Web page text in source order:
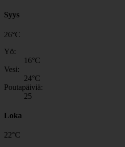
Syys
26°C
Yö:
16°C
Vesi:
24°C
Poutapäiviä:
25
Loka
22°C